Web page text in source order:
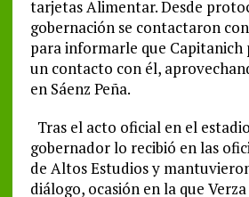
tarjetas Alimentar. Desde
gobernación se contactaron
para informarle que
un contacto con él,
en Sáenz Peña.
Tras el acto oficial en el
gobernador lo recibió en las
de Altos Estudios y
diálogo, ocasión en la que